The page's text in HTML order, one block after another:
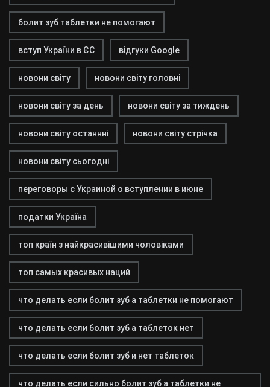
болит зуб таблетки не помогают
вступ України в ЄС відгуки Google
новони світу новони світу головні
новони світу за день новони світу за тиждень
новони світу останнні новони світу стрічка
новони світу сьогодні
переговоры с Украиной о вступлении в июне
податки Україна
топ країн з найкрасивішими чоловіками
топ самых красивых наций
что делать если болит зуб а таблетки не помогают
что делать если болит зуб а таблеток нет
что делать если болит зуб и нет таблеток
что делать если сильно болит зуб а таблетки не